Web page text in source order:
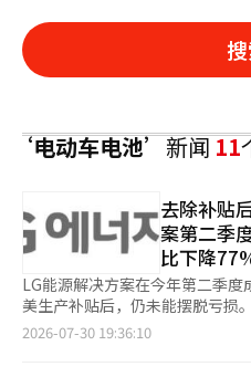
‘电动车电池’新闻11
去除补贴
案第二季
比下降
LG能源解决方案在今年第二季
美生产补贴后，仍未能摆脱亏损
但主营业务的盈利恢复仍需时日。 LG能源解决方案于30日公布，
2026-07-30 19:36:10